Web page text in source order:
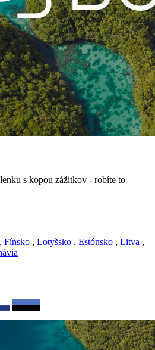
s kopou zážitkov - robíte to
, Fínsko , Lotyšsko , Estónsko , Litva ,